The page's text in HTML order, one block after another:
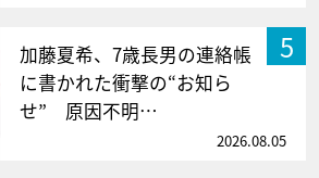
5
加藤夏希、7歳長男の連絡帳
に書かれた衝撃の“お知ら
せ” 原因不明…
2026.08.05